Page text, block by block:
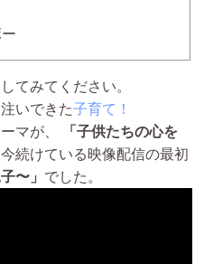
てみてください。
いできた子育て！
マが、
「子供たちの心を
続けている映像配信の最初
〜」 でした。